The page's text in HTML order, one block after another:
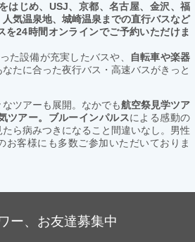
はじめ、USJ、京都、名古屋、金沢、福
気温泉地、城崎温泉までの直行バスなど
を24時間オンラインでご予約いただけま
た設備が充実したバスや、
自転車や楽器
たに合った夜行バス・高速バスがきっと
ツアーも展開。なかでも航空祭見学ツア
ツアー。ブルーインパルスによる感動の
ら病みつきになること間違いなし。男性
お客様にも多数ご参加いただいておりま
ー、お友達募集中